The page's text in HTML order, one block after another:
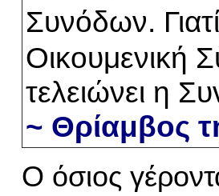
Συνόδων. Γιατί
Οικουμενική
τελειώνει η
~ Θρίαμβος
Ο όσιος